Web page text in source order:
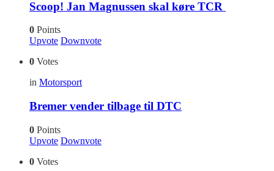
Scoop! Jan Magnussen skal køre TCR
0 Points
Upvote Downvote
0 Votes
in Motorsport
Bremer vender tilbage til DTC
0 Points
Upvote Downvote
0 Votes